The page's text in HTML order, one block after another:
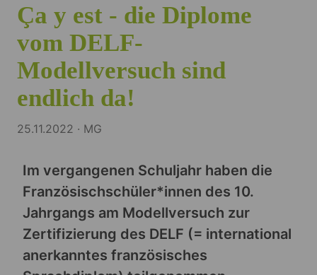
Ça y est - die Diplome
vom DELF-
Modellversuch sind
endlich da!
25.11.2022 · MG
Im vergangenen Schuljahr haben die
Französischschüler*innen des 10.
Jahrgangs am Modellversuch zur
Zertifizierung des DELF (= international
anerkanntes französisches